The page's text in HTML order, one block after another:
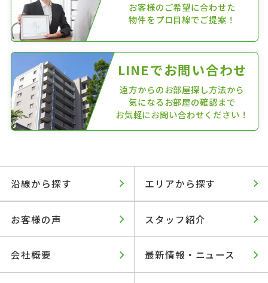
お客様のご希望に合わせた
物件をプロ目線でご提案！
LINEでお問い合わせ
遠方からのお部屋探し方法から
気になるお部屋の確認まで
お気軽にお問い合わせください！
沿線から探す エリアから探す
お客様の声 スタッフ紹介
会社概要 最新情報・ニュース